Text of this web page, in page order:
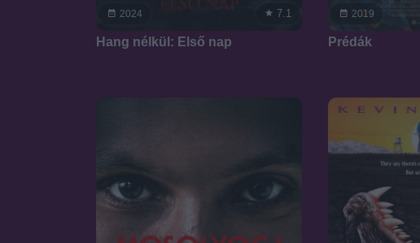
2024 7.1
Hang nélkül: Első nap
2019
Prédák